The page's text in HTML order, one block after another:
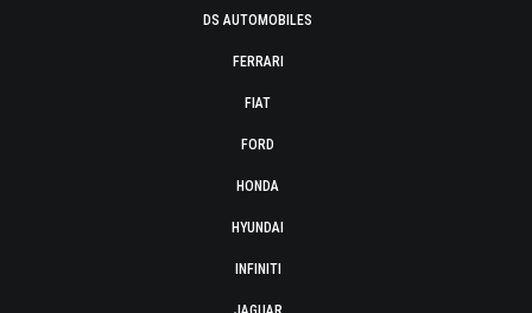
DS AUTOMOBILES
FERRARI
FIAT
FORD
HONDA
HYUNDAI
INFINITI